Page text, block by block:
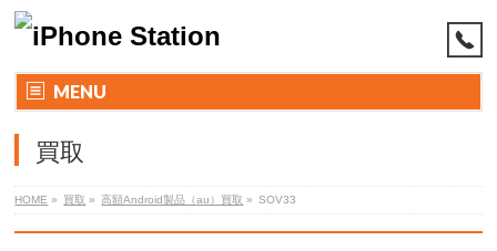
MENU
買取
HOME » 買取 » 高額Android製品（au）買取 » SOV33